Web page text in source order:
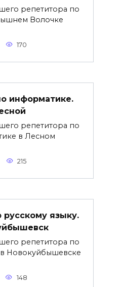
репетитора по
Волочке
170
информатике.
репетитора по
в Лесном
215
русскому языку.
репетитора по
в Новокуйбышевске
148